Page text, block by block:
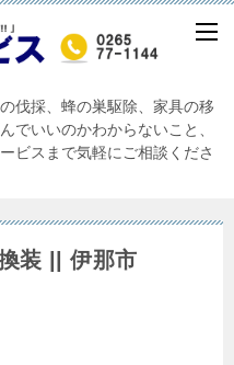
伐採、蜂の巣駆除、家具の移
でいいのかわからないこと、
ビスまで気軽にご相談くださ
装 || 伊那市